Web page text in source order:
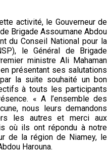
activité, le Gouverneur de
Brigade Assoumane Abdou
du Conseil National pour la
le Général de Brigade
ministre Ali Mahaman
présentant ses salutations
la suite souhaité un bon
à touts les participants
« A l’ensemble des
nous leurs demandons
les autres et merci aux
où ils ont répondu à notre
de la région de Niamey, le
Harouna.